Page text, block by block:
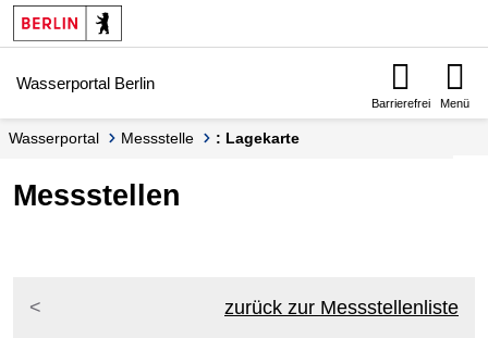
Springe zur Navigation
Springe zum Inhalt
Wasserportal Berlin
Barrierefrei Menü
Wasserportal Messstelle : Lagekarte
Messstellen
zurück zur Messstellenliste